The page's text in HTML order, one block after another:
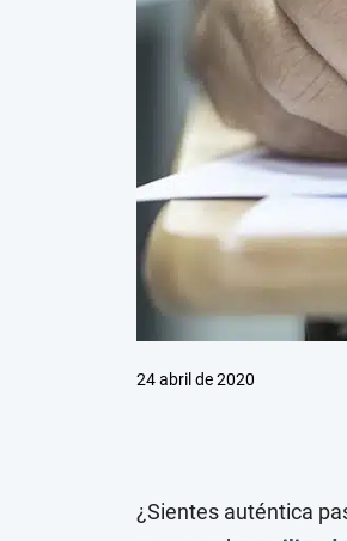
24 abril de 2020
¿Sientes auténtica